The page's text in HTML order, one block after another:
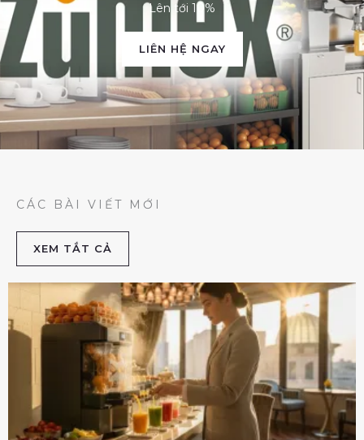
Lên tới 10%
LIÊN HỆ NGAY
CÁC BÀI VIẾT MỚI
XEM TẮT CẢ